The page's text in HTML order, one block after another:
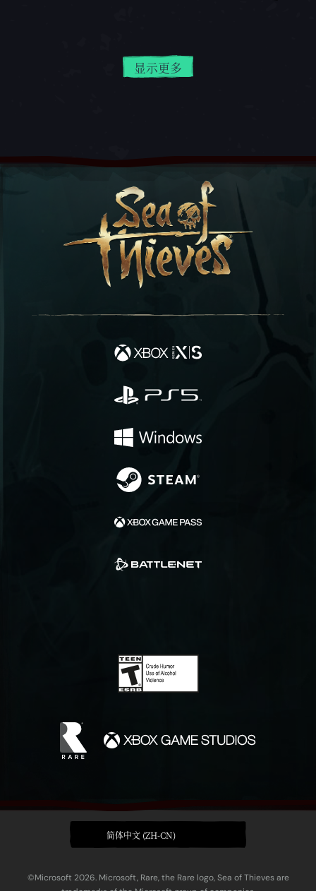
显示更多
简体中文 (ZH-CN)
©Microsoft 2026. Microsoft, Rare, the Rare logo, Sea of Thieves are